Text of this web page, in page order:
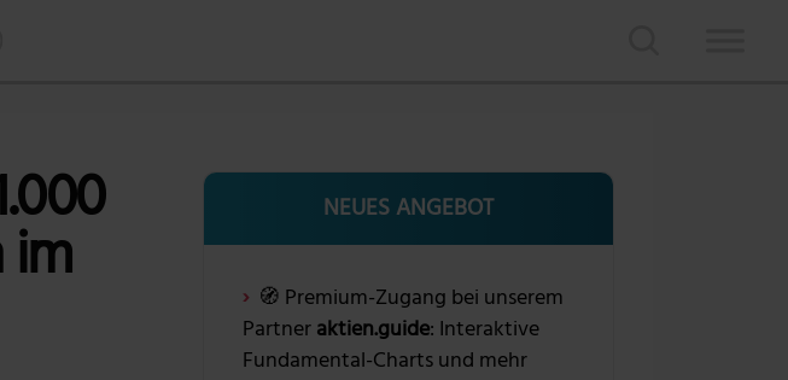
NEUES ANGEBOT
🧭 Premium-Zugang bei unserem
Partneraktien.guide: Interaktive
Fundamental-Charts und mehr